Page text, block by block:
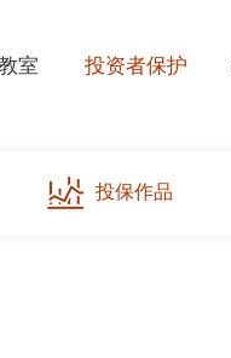
室 投资者保护
投保作品